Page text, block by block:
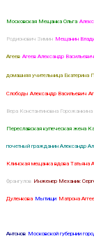
Московская Мещанка Ольга
Родионович Зимин Мещанин
Агеев Агеев Александр Васильевич
домашняя учительница Екатерина
Слободы Александр Васильевич
Вера Константиновна Горожанкина
Переславская купеческая жена
почетный гражданин Александр
Клинская мещанка вдова Татьяна
Франгулов Инженер Механик
Дуленкова Мытищи Матрона
Антонов Московской губернии